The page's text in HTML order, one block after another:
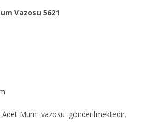
Vazosu 5621
Adet Mum vazosu gönderilmektedir.